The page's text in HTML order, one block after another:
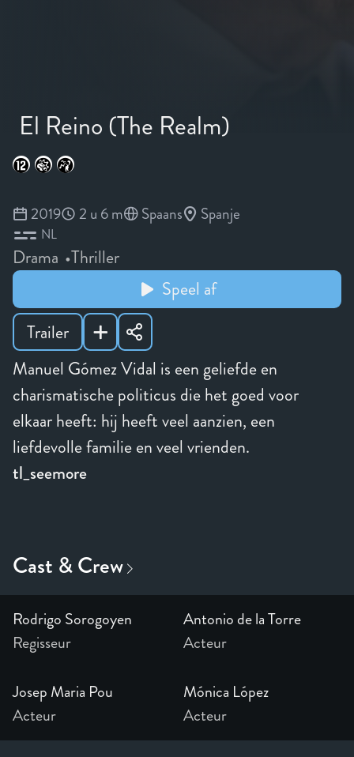
El Reino (The Realm)
Manuel Gómez Vidal is een geliefde en
charismatische politicus die het goed voor
elkaar heeft: hij heeft veel aanzien, een
liefdevolle familie en veel vrienden.
tl_seemore
2019 2 u 6 m Spaans Spanje
NL
Drama Thriller
Speel af
Trailer
Rodrigo Sorogoyen
Regisseur
Antonio de la Torre
Acteur
Josep Maria Pou
Acteur
Mónica López
Acteur